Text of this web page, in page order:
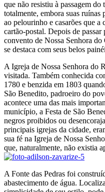
que não resistiu à passagem do
totalmente, embora suas
ao pelourinho e casarões que
cartão-postal. Depois de
convento de Nossa Senhora
se destaca com seus belos
A Igreja de Nossa Senhora do
visitada. Também conhecida
1780 e benzida em 1803
São Benedito, padroeiro do
acontece uma das mais
município, a Festa de São
negros proibidos ou
principais igrejas da cidade,
sua fé na Igreja de Nossa
que, naturalmente, não existia
A Fonte das Pedras foi
abastecimento de água.